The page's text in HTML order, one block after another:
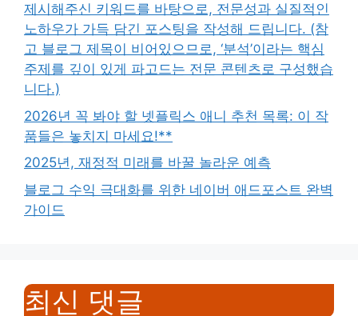
제시해주신 키워드를 바탕으로, 전문성과 실질적인
노하우가 가득 담긴 포스팅을 작성해 드립니다. (참
고 블로그 제목이 비어있으므로, ‘분석’이라는 핵심
주제를 깊이 있게 파고드는 전문 콘텐츠로 구성했습
니다.)
2026년 꼭 봐야 할 넷플릭스 애니 추천 목록: 이 작
품들은 놓치지 마세요!**
2025년, 재정적 미래를 바꿀 놀라운 예측
블로그 수익 극대화를 위한 네이버 애드포스트 완벽
가이드
최신 댓글